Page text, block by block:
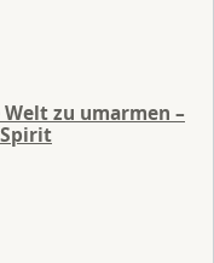
Welt zu umarmen –